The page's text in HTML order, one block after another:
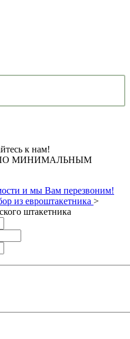
к нам!
МИНИМАЛЬНЫМ
и мы Вам перезвоним!
из евроштакетника >
штакетника